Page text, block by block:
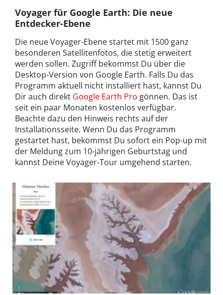
Voyager für Google Earth: Die neue
Entdecker-Ebene
Die neue Voyager-Ebene startet mit 1500 ganz
besonderen Satellitenfotos, die stetig erweitert
werden sollen. Zugriff bekommst Du über die
Desktop-Version von Google Earth. Falls Du das
Programm aktuell nicht installiert hast, kannst Du
Dir auch direkt Google Earth Pro gönnen. Das ist
seit ein paar Monaten kostenlos verfügbar.
Beachte dazu den Hinweis rechts auf der
Installationsseite. Wenn Du das Programm
gestartet hast, bekommst Du sofort ein Pop-up mit
der Meldung zum 10-jährigen Geburtstag und
kannst Deine Voyager-Tour umgehend starten.